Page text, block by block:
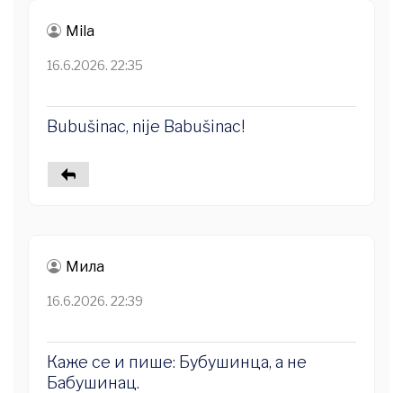
Mila
16.6.2026. 22:35
Bubušinac, nije Babušinac!
Мила
16.6.2026. 22:39
Каже се и пише: Бубушинца, а не
Бабушинац.